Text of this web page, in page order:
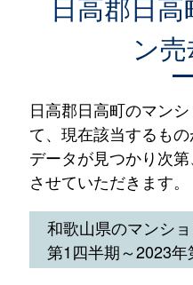
ン
日高郡日高町のマン
て、現在該当するも
データが見つかり次
させていただきます。
和歌山県のマンシ
第1四半期～2023年